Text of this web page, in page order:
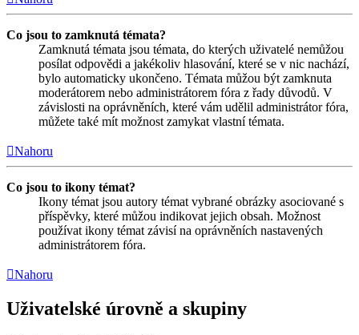
Co jsou to zamknutá témata?
Zamknutá témata jsou témata, do kterých uživatelé nemůžou
posílat odpovědi a jakékoliv hlasování, které se v nic nachází,
bylo automaticky ukončeno. Témata můžou být zamknuta
moderátorem nebo administrátorem fóra z řady důvodů. V
závislosti na oprávněních, které vám udělil administrátor fóra,
můžete také mít možnost zamykat vlastní témata.
Nahoru
Co jsou to ikony témat?
Ikony témat jsou autory témat vybrané obrázky asociované s
příspěvky, které můžou indikovat jejich obsah. Možnost
používat ikony témat závisí na oprávněních nastavených
administrátorem fóra.
Nahoru
Uživatelské úrovně a skupiny